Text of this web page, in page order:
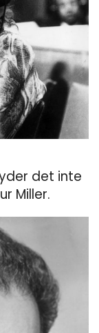
det inte
Miller.